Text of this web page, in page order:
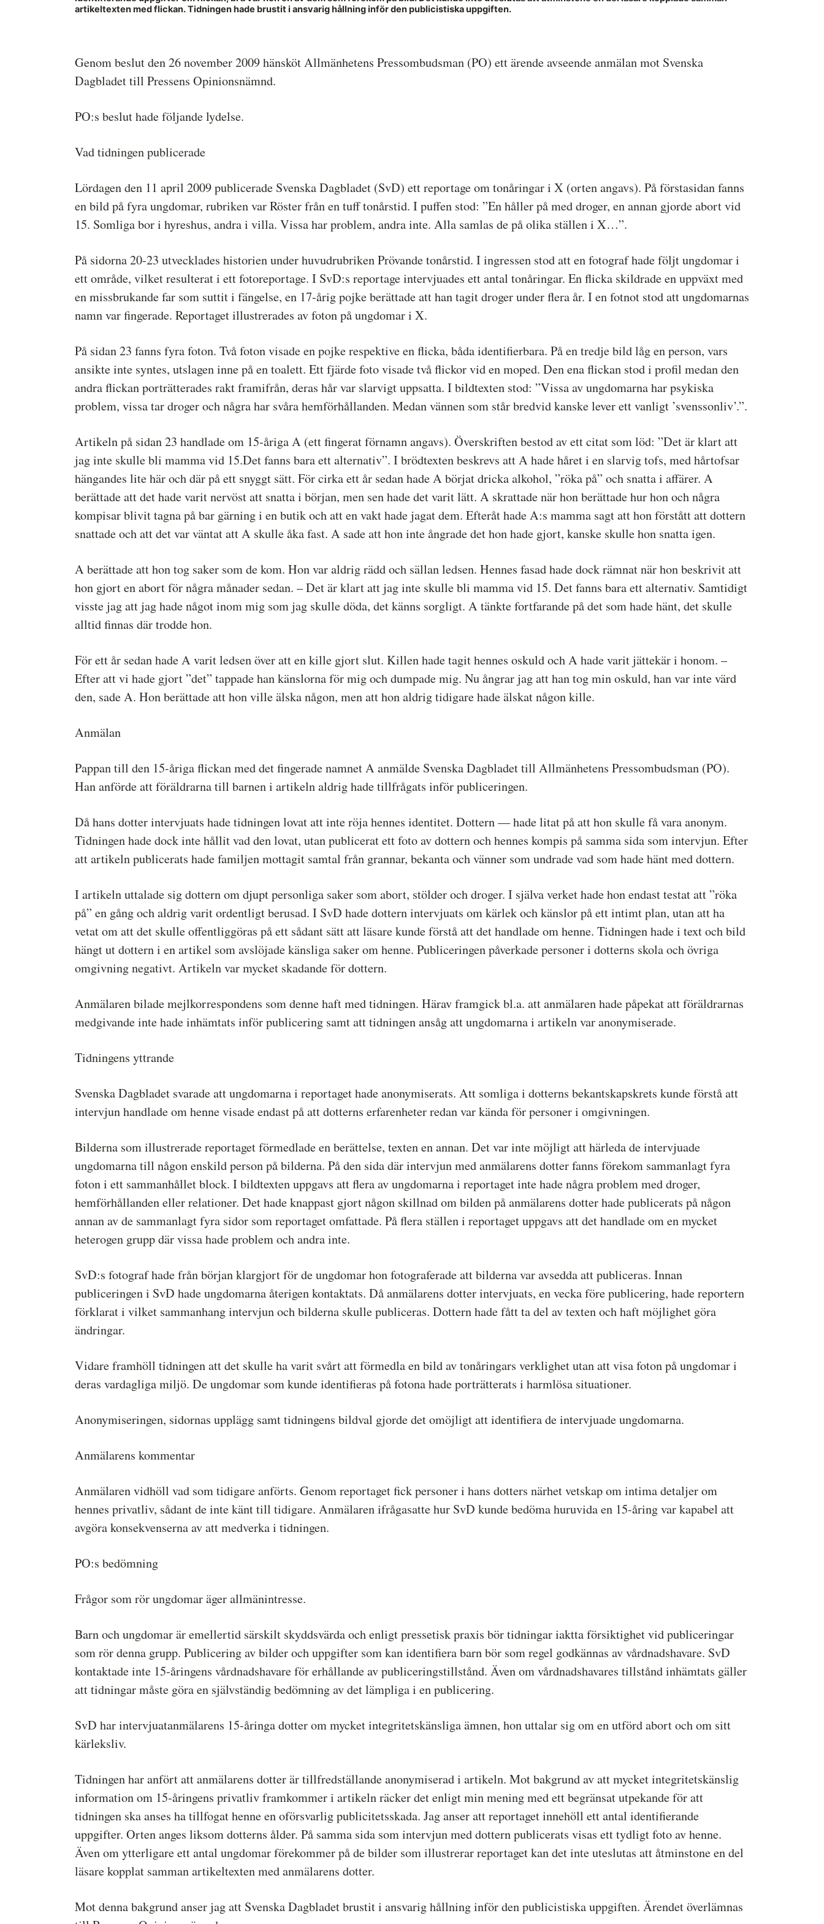
Medieetikens historia Hela listan över frivilligt anslutna medier
artikeltexten med flickan. Tidningen hade brustit i ansvarig hållning inför den publicistiska uppgiften.
Genom beslut den 26 november 2009 hänsköt Allmänhetens Pressombudsman (PO) ett ärende avseende anmälan mot Svenska
Dagbladet till Pressens Opinionsnämnd.
PO:s beslut hade följande lydelse.
Vad tidningen publicerade
Lördagen den 11 april 2009 publicerade Svenska Dagbladet (SvD) ett reportage om tonåringar i X (orten angavs). På förstasidan fanns
en bild på fyra ungdomar, rubriken var Röster från en tuff tonårstid. I puffen stod: ”En håller på med droger, en annan gjorde abort vid
15. Somliga bor i hyreshus, andra i villa. Vissa har problem, andra inte. Alla samlas de på olika ställen i X…”.
På sidorna 20-23 utvecklades historien under huvudrubriken Prövande tonårstid. I ingressen stod att en fotograf hade följt ungdomar i
ett område, vilket resulterat i ett fotoreportage. I SvD:s reportage intervjuades ett antal tonåringar. En flicka skildrade en uppväxt med
en missbrukande far som suttit i fängelse, en 17-årig pojke berättade att han tagit droger under flera år. I en fotnot stod att ungdomarnas
namn var fingerade. Reportaget illustrerades av foton på ungdomar i X.
På sidan 23 fanns fyra foton. Två foton visade en pojke respektive en flicka, båda identifierbara. På en tredje bild låg en person, vars
ansikte inte syntes, utslagen inne på en toalett. Ett fjärde foto visade två flickor vid en moped. Den ena flickan stod i profil medan den
andra flickan porträtterades rakt framifrån, deras hår var slarvigt uppsatta. I bildtexten stod: ”Vissa av ungdomarna har psykiska
problem, vissa tar droger och några har svåra hemförhållanden. Medan vännen som står bredvid kanske lever ett vanligt ’svenssonliv’.”.
Artikeln på sidan 23 handlade om 15-åriga A (ett fingerat förnamn angavs). Överskriften bestod av ett citat som löd: ”Det är klart att
jag inte skulle bli mamma vid 15.Det fanns bara ett alternativ”. I brödtexten beskrevs att A hade håret i en slarvig tofs, med hårtofsar
hängandes lite här och där på ett snyggt sätt. För cirka ett år sedan hade A börjat dricka alkohol, ”röka på” och snatta i affärer. A
berättade att det hade varit nervöst att snatta i början, men sen hade det varit lätt. A skrattade när hon berättade hur hon och några
kompisar blivit tagna på bar gärning i en butik och att en vakt hade jagat dem. Efteråt hade A:s mamma sagt att hon förstått att dottern
snattade och att det var väntat att A skulle åka fast. A sade att hon inte ångrade det hon hade gjort, kanske skulle hon snatta igen.
A berättade att hon tog saker som de kom. Hon var aldrig rädd och sällan ledsen. Hennes fasad hade dock rämnat när hon beskrivit att
hon gjort en abort för några månader sedan. – Det är klart att jag inte skulle bli mamma vid 15. Det fanns bara ett alternativ. Samtidigt
visste jag att jag hade något inom mig som jag skulle döda, det känns sorgligt. A tänkte fortfarande på det som hade hänt, det skulle
alltid finnas där trodde hon.
För ett år sedan hade A varit ledsen över att en kille gjort slut. Killen hade tagit hennes oskuld och A hade varit jättekär i honom. –
Efter att vi hade gjort ”det” tappade han känslorna för mig och dumpade mig. Nu ångrar jag att han tog min oskuld, han var inte värd
den, sade A. Hon berättade att hon ville älska någon, men att hon aldrig tidigare hade älskat någon kille.
Anmälan
Pappan till den 15-åriga flickan med det fingerade namnet A anmälde Svenska Dagbladet till Allmänhetens Pressombudsman (PO).
Han anförde att föräldrarna till barnen i artikeln aldrig hade tillfrågats inför publiceringen.
Då hans dotter intervjuats hade tidningen lovat att inte röja hennes identitet. Dottern — hade litat på att hon skulle få vara anonym.
Tidningen hade dock inte hållit vad den lovat, utan publicerat ett foto av dottern och hennes kompis på samma sida som intervjun. Efter
att artikeln publicerats hade familjen mottagit samtal från grannar, bekanta och vänner som undrade vad som hade hänt med dottern.
I artikeln uttalade sig dottern om djupt personliga saker som abort, stölder och droger. I själva verket hade hon endast testat att ”röka
på” en gång och aldrig varit ordentligt berusad. I SvD hade dottern intervjuats om kärlek och känslor på ett intimt plan, utan att ha
vetat om att det skulle offentliggöras på ett sådant sätt att läsare kunde förstå att det handlade om henne. Tidningen hade i text och bild
hängt ut dottern i en artikel som avslöjade känsliga saker om henne. Publiceringen påverkade personer i dotterns skola och övriga
omgivning negativt. Artikeln var mycket skadande för dottern.
Anmälaren bilade mejlkorrespondens som denne haft med tidningen. Härav framgick bl.a. att anmälaren hade påpekat att föräldrarnas
medgivande inte hade inhämtats inför publicering samt att tidningen ansåg att ungdomarna i artikeln var anonymiserade.
Tidningens yttrande
Svenska Dagbladet svarade att ungdomarna i reportaget hade anonymiserats. Att somliga i dotterns bekantskapskrets kunde förstå att
intervjun handlade om henne visade endast på att dotterns erfarenheter redan var kända för personer i omgivningen.
Bilderna som illustrerade reportaget förmedlade en berättelse, texten en annan. Det var inte möjligt att härleda de intervjuade
ungdomarna till någon enskild person på bilderna. På den sida där intervjun med anmälarens dotter fanns förekom sammanlagt fyra
foton i ett sammanhållet block. I bildtexten uppgavs att flera av ungdomarna i reportaget inte hade några problem med droger,
hemförhållanden eller relationer. Det hade knappast gjort någon skillnad om bilden på anmälarens dotter hade publicerats på någon
annan av de sammanlagt fyra sidor som reportaget omfattade. På flera ställen i reportaget uppgavs att det handlade om en mycket
heterogen grupp där vissa hade problem och andra inte.
SvD:s fotograf hade från början klargjort för de ungdomar hon fotograferade att bilderna var avsedda att publiceras. Innan
publiceringen i SvD hade ungdomarna återigen kontaktats. Då anmälarens dotter intervjuats, en vecka före publicering, hade reportern
förklarat i vilket sammanhang intervjun och bilderna skulle publiceras. Dottern hade fått ta del av texten och haft möjlighet göra
ändringar.
Vidare framhöll tidningen att det skulle ha varit svårt att förmedla en bild av tonåringars verklighet utan att visa foton på ungdomar i
deras vardagliga miljö. De ungdomar som kunde identifieras på fotona hade porträtterats i harmlösa situationer.
Anonymiseringen, sidornas upplägg samt tidningens bildval gjorde det omöjligt att identifiera de intervjuade ungdomarna.
Anmälarens kommentar
Anmälaren vidhöll vad som tidigare anförts. Genom reportaget fick personer i hans dotters närhet vetskap om intima detaljer om
hennes privatliv, sådant de inte känt till tidigare. Anmälaren ifrågasatte hur SvD kunde bedöma huruvida en 15-åring var kapabel att
avgöra konsekvenserna av att medverka i tidningen.
PO:s bedömning
Frågor som rör ungdomar äger allmänintresse.
Barn och ungdomar är emellertid särskilt skyddsvärda och enligt pressetisk praxis bör tidningar iaktta försiktighet vid publiceringar
som rör denna grupp. Publicering av bilder och uppgifter som kan identifiera barn bör som regel godkännas av vårdnadshavare. SvD
kontaktade inte 15-åringens vårdnadshavare för erhållande av publiceringstillstånd. Även om vårdnadshavares tillstånd inhämtats gäller
att tidningar måste göra en självständig bedömning av det lämpliga i en publicering.
SvD har intervjuatanmälarens 15-åringa dotter om mycket integritetskänsliga ämnen, hon uttalar sig om en utförd abort och om sitt
kärleksliv.
Tidningen har anfört att anmälarens dotter är tillfredställande anonymiserad i artikeln. Mot bakgrund av att mycket integritetskänslig
information om 15-åringens privatliv framkommer i artikeln räcker det enligt min mening med ett begränsat utpekande för att
tidningen ska anses ha tillfogat henne en oförsvarlig publicitetsskada. Jag anser att reportaget innehöll ett antal identifierande
uppgifter. Orten anges liksom dotterns ålder. På samma sida som intervjun med dottern publicerats visas ett tydligt foto av henne.
Även om ytterligare ett antal ungdomar förekommer på de bilder som illustrerar reportaget kan det inte uteslutas att åtminstone en del
läsare kopplat samman artikeltexten med anmälarens dotter.
Mot denna bakgrund anser jag att Svenska Dagbladet brustit i ansvarig hållning inför den publicistiska uppgiften. Ärendet överlämnas